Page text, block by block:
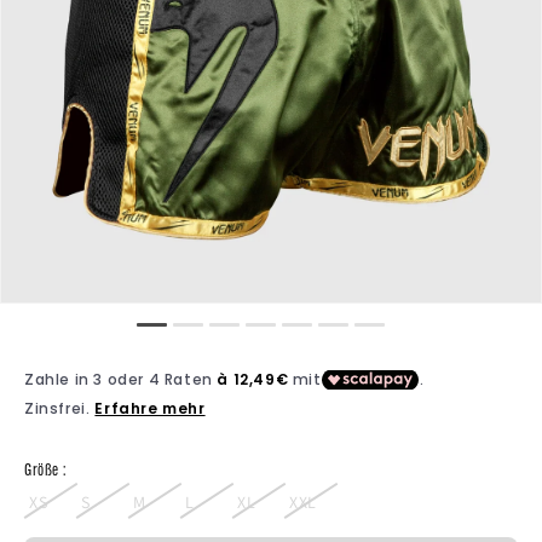
Größe :
XS S M L XL XXL